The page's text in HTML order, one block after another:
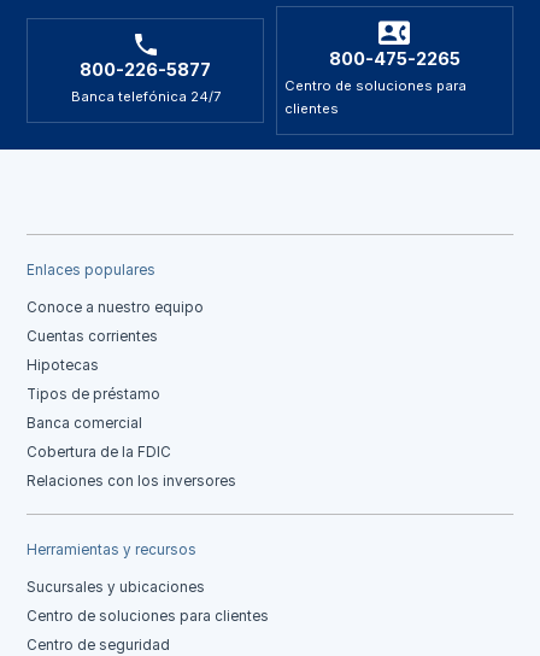
800-226-5877
Banca telefónica 24/7
800-475-2265
Centro de soluciones para
clientes
Enlaces populares
Conoce a nuestro equipo
Cuentas corrientes
Hipotecas
Tipos de préstamo
Banca comercial
Cobertura de la FDIC
Relaciones con los inversores
Herramientas y recursos
Sucursales y ubicaciones
Centro de soluciones para clientes
Centro de seguridad